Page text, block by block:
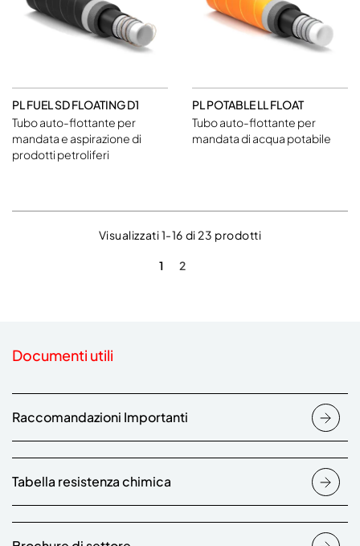
PL FUEL SD FLOATING D1
Tubo auto-flottante per
mandata e aspirazione di
prodotti petroliferi
PL POTABLE LL FLOAT
Tubo auto-flottante per
mandata di acqua potabile
Visualizzati 1-16 di 23 prodotti
1 2
Documenti utili
Raccomandazioni Importanti
Tabella resistenza chimica